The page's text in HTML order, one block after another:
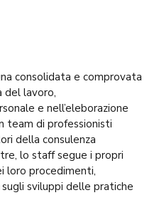
consolidata e comprovata
del lavoro,
e nell’eleborazione
team di professionisti
della consulenza
lo staff segue i propri
loro procedimenti,
sviluppi delle pratiche